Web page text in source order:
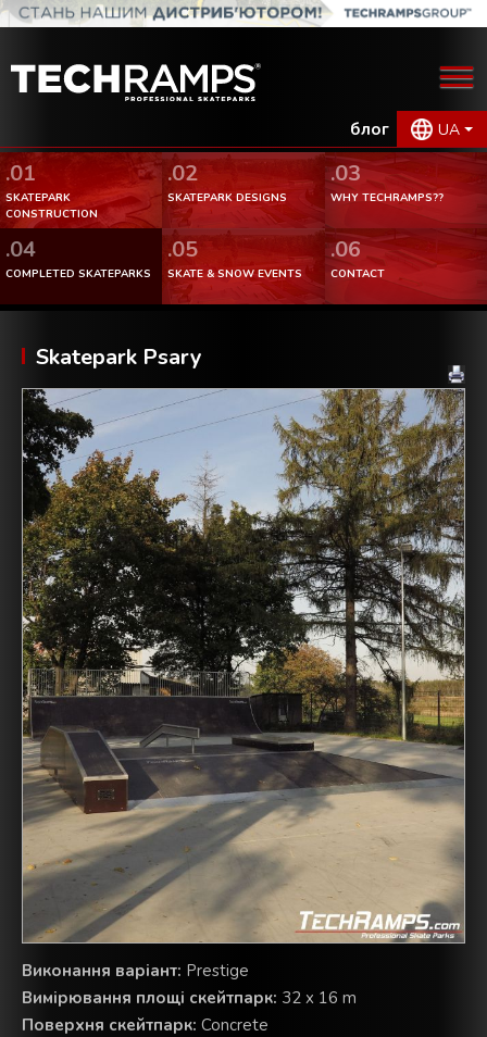
блог UA
.01
SKATEPARK
CONSTRUCTION
.02
SKATEPARK DESIGNS
.03
WHY TECHRAMPS??
.04
COMPLETED SKATEPARKS
.05
SKATE & SNOW EVENTS
.06
CONTACT
Skatepark Psary
Виконання варіант: Prestige
Вимірювання площі скейтпарк: 32 x 16 m
Поверхня скейтпарк: Concrete